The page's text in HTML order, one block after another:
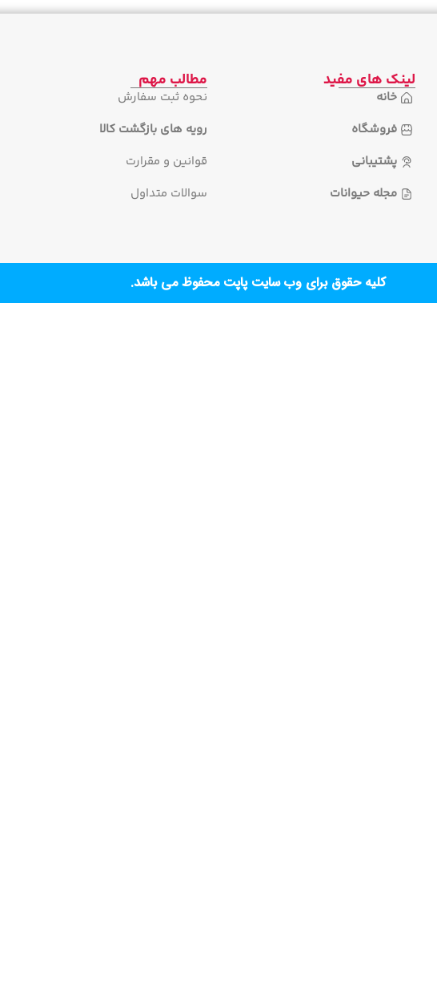
لینک های مفید
خانه
فروشگاه
پشتیبانی
مجله حیوانات
مطالب مهم
نحوه ثبت سفارش
رویه های بازگشت کالا
قوانین و مقرارت
سوالات متداول
کلیه حقوق برای وب سایت پاپت محفوظ می باشد.